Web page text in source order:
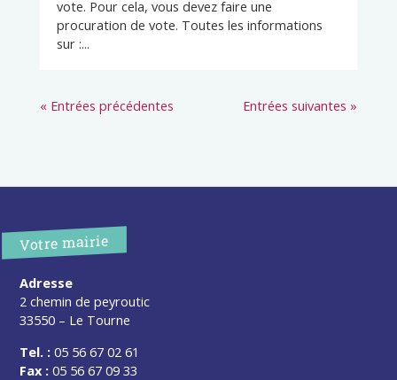
vote. Pour cela, vous devez faire une
procuration de vote. Toutes les informations
sur :...
« Entrées précédentes Entrées suivantes »
Votre mairie
Adresse
2 chemin de peyroutic
33550 – Le Tourne
Tel. : 05 56 67 02 61
Fax : 05 56 67 09 33